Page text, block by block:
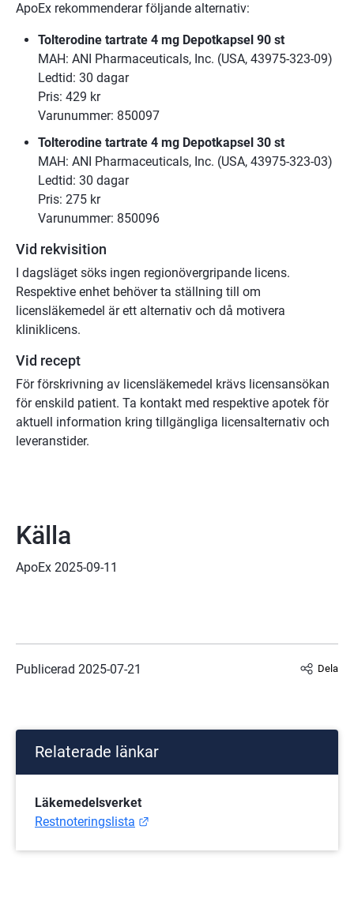
ApoEx rekommenderar följande alternativ:
Tolterodine tartrate 4 mg Depotkapsel 90 st
MAH: ANI Pharmaceuticals, Inc. (USA, 43975-323-09)
Ledtid: 30 dagar
Pris: 429 kr
Varunummer: 850097
Tolterodine tartrate 4 mg Depotkapsel 30 st
MAH: ANI Pharmaceuticals, Inc. (USA, 43975-323-03)
Ledtid: 30 dagar
Pris: 275 kr
Varunummer: 850096
Vid rekvisition
I dagsläget söks ingen regionövergripande licens.
Respektive enhet behöver ta ställning till om
licensläkemedel är ett alternativ och då motivera
kliniklicens.
Vid recept
För förskrivning av licensläkemedel krävs licensansökan
för enskild patient. Ta kontakt med respektive apotek för
aktuell information kring tillgängliga licensalternativ och
leveranstider.
Källa
ApoEx 2025-09-11
Publicerad 2025-07-21 Dela
Relaterade länkar
Läkemedelsverket
Restnoteringslista